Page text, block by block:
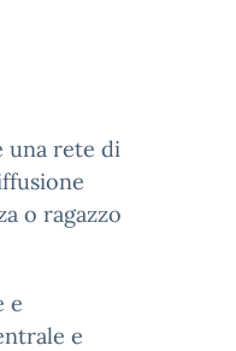
una rete di
o ragazzo
e
e